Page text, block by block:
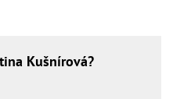
Kušnírová?